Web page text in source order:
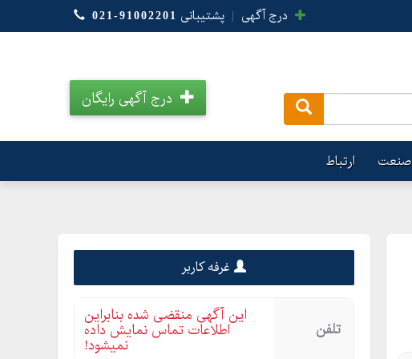
درج آگهی | پشتیبانی 021-91002201
درج آگهی رایگان
صنعت ارتباط
غرفه کاربر
تلفن
این آگهی منقضی شده بنابراین
اطلاعات تماس نمایش داده
نمیشود!